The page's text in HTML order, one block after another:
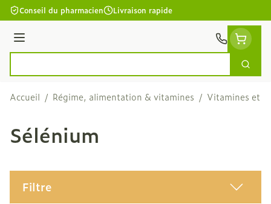
Aller au contenu
Conseil du pharmacien Livraison rapide
Menu
Accueil / Régime, alimentation & vitamines / Vitamines et
Sélénium
Filtre